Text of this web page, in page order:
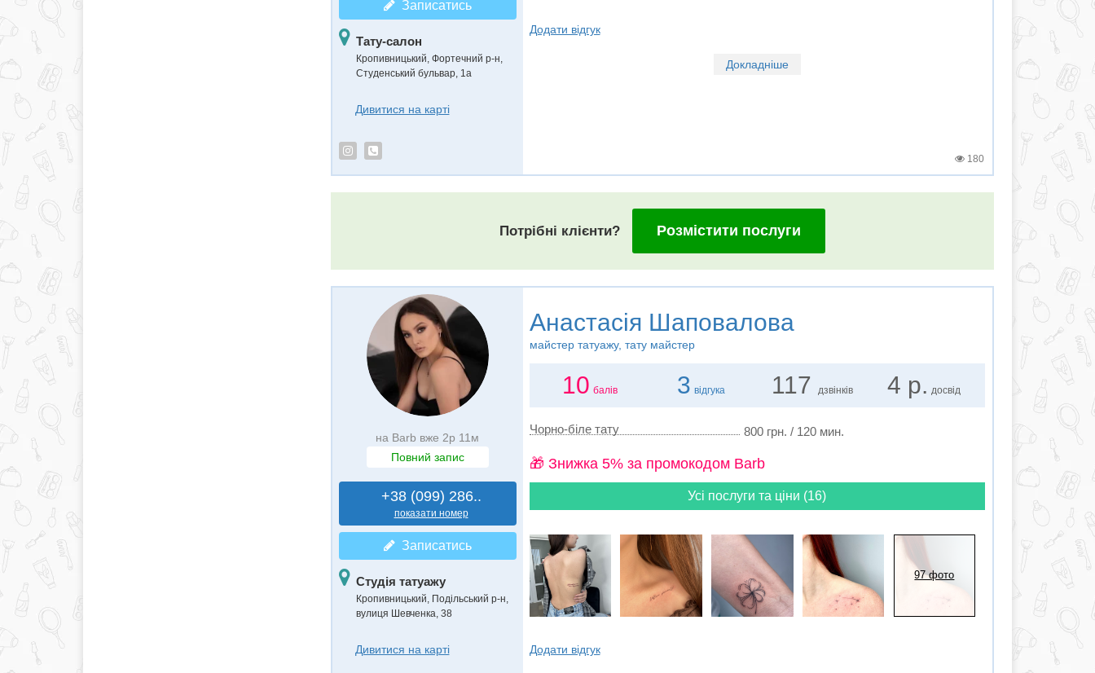
Записатись
Тату-салон
Кропивницький, Фортечний р-н,
Студенський бульвар, 1а
Дивитися на карті
Додати відгук
Докладніше
180
Потрібні клієнти? Розмістити послуги
на Barb вже 2р 11м
Повний запис
+38 (099) 286..
показати номер
Записатись
Студія татуажу
Кропивницький, Подільський р-н,
вулиця Шевченка, 38
Дивитися на карті
Анастасія Шаповалова
майстер татуажу, тату майстер
10 балів 3 відгука 117 дзвінків 4 р. досвід
Чорно-біле тату 800 грн. / 120 мин.
🎁 Знижка 5% за промокодом Barb
Усі послуги та ціни (16)
97 фото
Додати відгук